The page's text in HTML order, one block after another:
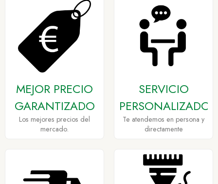
MEJOR PRECIO
GARANTIZADO
Los mejores precios del
mercado.
SERVICIO
PERSONALIZADO
Te atendemos en persona y
directamente